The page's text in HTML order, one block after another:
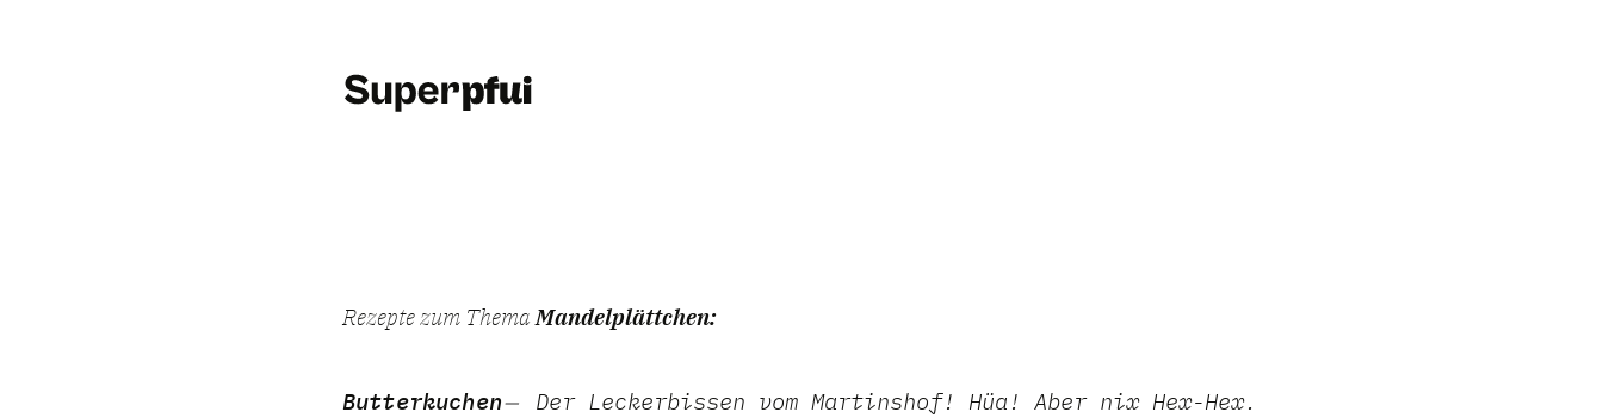
Rezepte zum ThemaMandelplättchen:
Butterkuchen Der Leckerbissen vom Martinshof! Hüa! Aber nix Hex-Hex.